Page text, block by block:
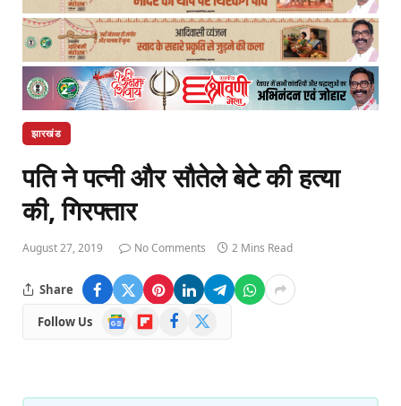
झारखंड
पति ने पत्नी और सौतेले बेटे की हत्या
की, गिरफ्तार
August 27, 2019 No Comments 2 Mins Read
Share
Follow Us
Google
News
FlipboardFacebook